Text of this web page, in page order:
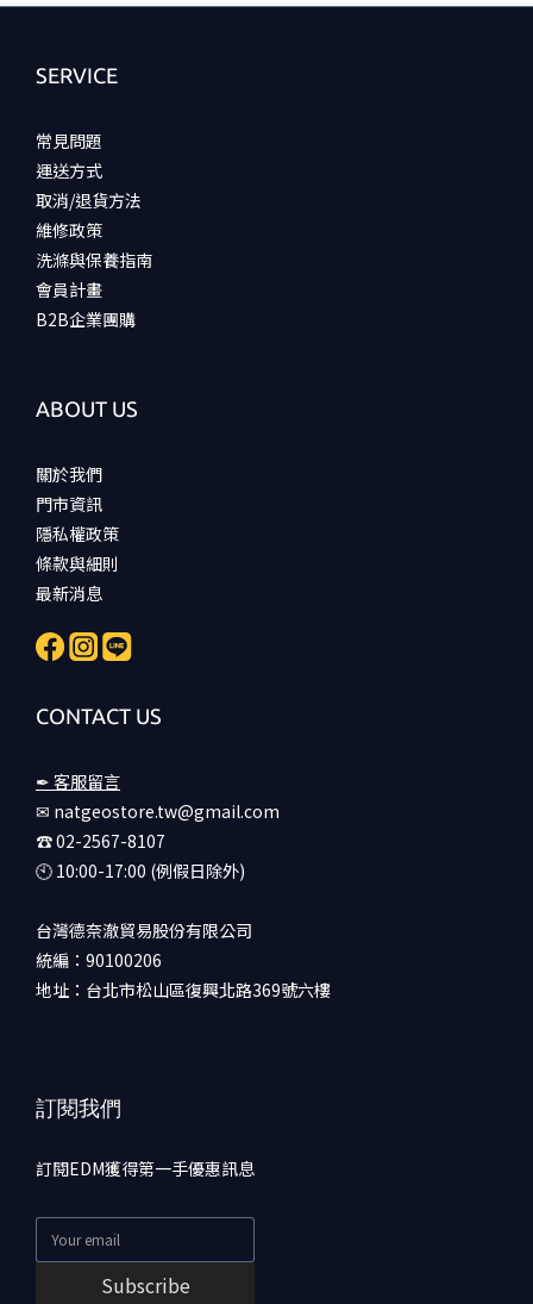
SERVICE
常見問題
運送方式
取消/退貨方法
維修政策
洗滌與保養指南
會員計畫
B2B企業團購
ABOUT US
關於我們
門市資訊
隱私權政策
條款與細則
最新消息
CONTACT US
✒ 客服留言
✉ natgeostore.tw@gmail.com
☎︎ 02-2567-8107
🕙︎ 10:00-17:00 (例假日除外)
台灣德奈澈貿易股份有限公司
統編：90100206
地址：台北市松山區復興北路369號六樓
訂閱我們
訂閱EDM獲得第一手優惠訊息
Subscribe